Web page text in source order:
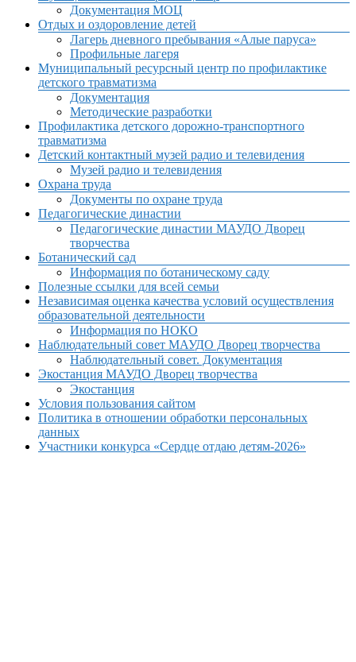
Документация МОЦ
Отдых и оздоровление детей
Лагерь дневного пребывания «Алые паруса»
Профильные лагеря
Муниципальный ресурсный центр по профилактике
детского травматизма
Документация
Методические разработки
Профилактика детского дорожно-транспортного
травматизма
Детский контактный музей радио и телевидения
Музей радио и телевидения
Охрана труда
Документы по охране труда
Педагогические династии
Педагогические династии МАУДО Дворец
творчества
Ботанический сад
Информация по ботаническому саду
Полезные ссылки для всей семьи
Независимая оценка качества условий осуществления
образовательной деятельности
Информация по НОКО
Наблюдательный совет МАУДО Дворец творчества
Наблюдательный совет. Документация
Экостанция МАУДО Дворец творчества
Экостанция
Условия пользования сайтом
Политика в отношении обработки персональных
данных
Участники конкурса «Сердце отдаю детям-2026»